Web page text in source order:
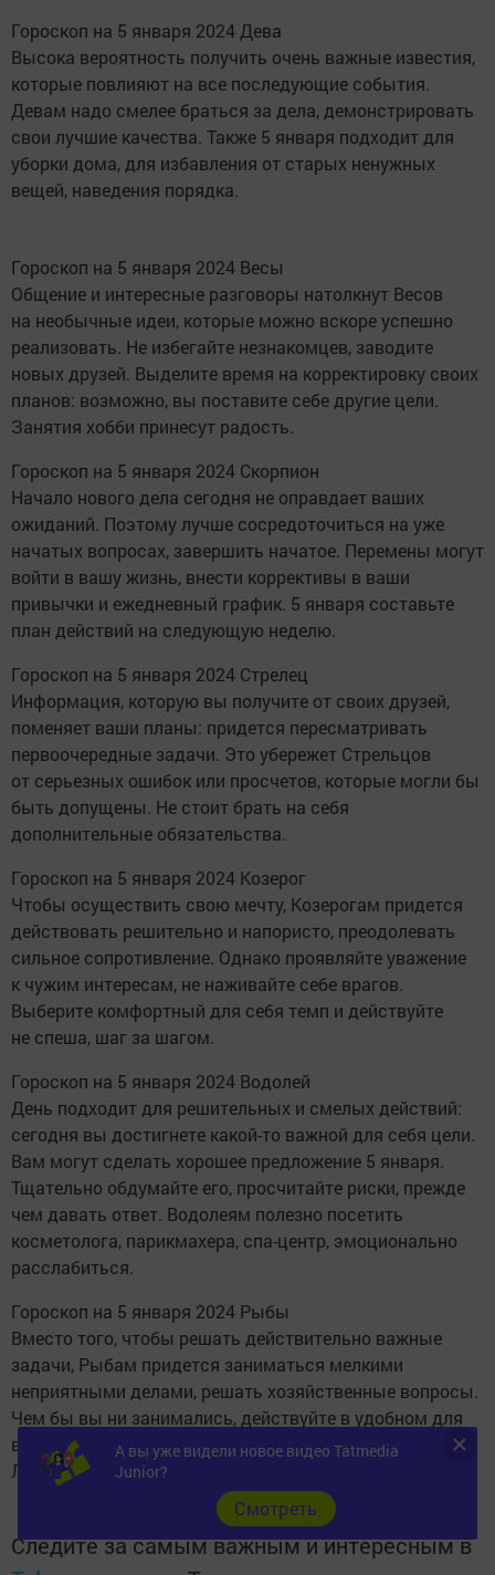
Гороскоп на 5 января 2024 Дева
Высока вероятность получить очень важные известия,
которые повлияют на все последующие события.
Девам надо смелее браться за дела, демонстрировать
свои лучшие качества. Также 5 января подходит для
уборки дома, для избавления от старых ненужных
вещей, наведения порядка.
Гороскоп на 5 января 2024 Весы
Общение и интересные разговоры натолкнут Весов
на необычные идеи, которые можно вскоре успешно
реализовать. Не избегайте незнакомцев, заводите
новых друзей. Выделите время на корректировку своих
планов: возможно, вы поставите себе другие цели.
Занятия хобби принесут радость.
Гороскоп на 5 января 2024 Скорпион
Начало нового дела сегодня не оправдает ваших
ожиданий. Поэтому лучше сосредоточиться на уже
начатых вопросах, завершить начатое. Перемены могут
войти в вашу жизнь, внести коррективы в ваши
привычки и ежедневный график. 5 января составьте
план действий на следующую неделю.
Гороскоп на 5 января 2024 Стрелец
Информация, которую вы получите от своих друзей,
поменяет ваши планы: придется пересматривать
первоочередные задачи. Это убережет Стрельцов
от серьезных ошибок или просчетов, которые могли бы
быть допущены. Не стоит брать на себя
дополнительные обязательства.
Гороскоп на 5 января 2024 Козерог
Чтобы осуществить свою мечту, Козерогам придется
действовать решительно и напористо, преодолевать
сильное сопротивление. Однако проявляйте уважение
к чужим интересам, не наживайте себе врагов.
Выберите комфортный для себя темп и действуйте
не спеша, шаг за шагом.
Гороскоп на 5 января 2024 Водолей
День подходит для решительных и смелых действий:
сегодня вы достигнете какой-то важной для себя цели.
Вам могут сделать хорошее предложение 5 января.
Тщательно обдумайте его, просчитайте риски, прежде
чем давать ответ. Водолеям полезно посетить
косметолога, парикмахера, спа-центр, эмоционально
расслабиться.
Гороскоп на 5 января 2024 Рыбы
Вместо того, чтобы решать действительно важные
задачи, Рыбам придется заниматься мелкими
неприятными делами, решать хозяйственные вопросы.
Чем бы вы ни занимались, действуйте в удобном для
вас ритме, не спешите, чтобы не совершить ошибку.
Лишние волнения могут ухудшить самочувствие.
Следите за самым важным и интересным в
А вы уже видели новое видео Tatmedia
Junior?
Cмотреть